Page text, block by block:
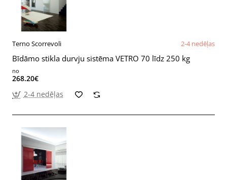
Terno Scorrevoli 2-4 nedēļas
Bīdāmo stikla durvju sistēma VETRO 70 līdz 250 kg
no
268.20€
2-4 nedēļas